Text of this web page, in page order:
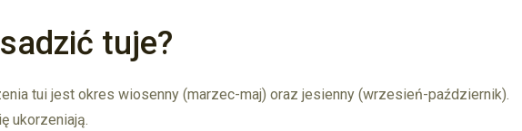
tuje?
tui jest okres wiosenny (marzec-maj) oraz jesienny (wrzesień-październik).
ukorzeniają.